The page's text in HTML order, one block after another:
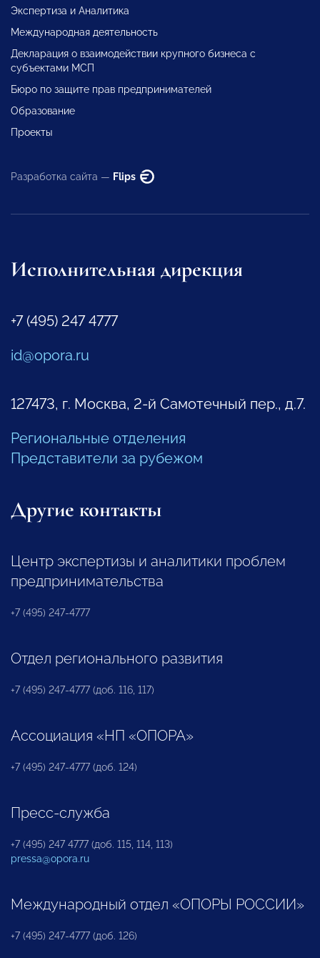
Экспертиза и Аналитика
Международная деятельность
Декларация о взаимодействии крупного бизнеса с
субъектами МСП
Бюро по защите прав предпринимателей
Образование
Проекты
Разработка сайта — Flips
Исполнительная дирекция
+7 (495) 247 4777
id@opora.ru
127473, г. Москва, 2-й Самотечный пер., д.7.
Региональные отделения
Представители за рубежом
Другие контакты
Центр экспертизы и аналитики проблем
предпринимательства
+7 (495) 247-4777
Отдел регионального развития
+7 (495) 247-4777 (доб. 116, 117)
Ассоциация «НП «ОПОРА»
+7 (495) 247-4777 (доб. 124)
Пресс-служба
+7 (495) 247 4777 (доб. 115, 114, 113)
pressa@opora.ru
Международный отдел «ОПОРЫ РОССИИ»
+7 (495) 247-4777 (доб. 126)